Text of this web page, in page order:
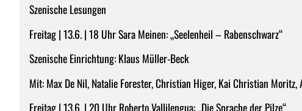
Szenische Lesungen
Freitag | 13.6. | 18 Uhr Sara Meinen: „Seelenheil – Rabenschwarz“
Szenische Einrichtung: Klaus Müller-Beck
Mit: Max De Nil, Natalie Forester, Christian Higer, Kai Christian Moritz,
Freitag | 13.6. | 20 Uhr Roberto Vallilengua: „Die Sprache der Pilze“